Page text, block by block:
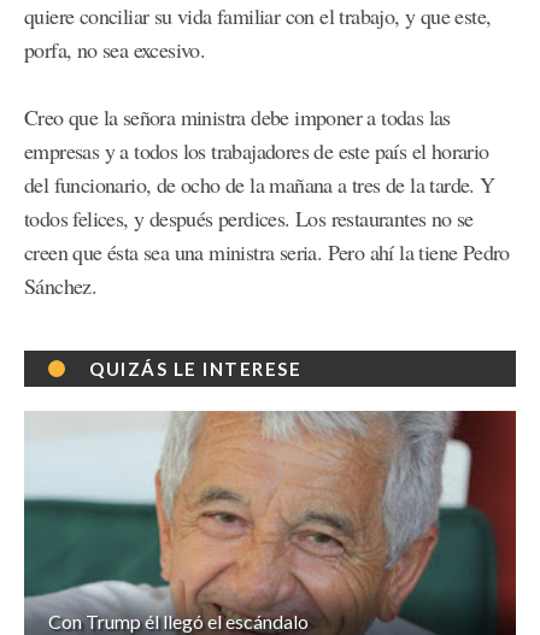
quiere conciliar su vida familiar con el trabajo, y que este,
porfa, no sea excesivo.
Creo que la señora ministra debe imponer a todas las
empresas y a todos los trabajadores de este país el horario
del funcionario, de ocho de la mañana a tres de la tarde. Y
todos felices, y después perdices. Los restaurantes no se
creen que ésta sea una ministra seria. Pero ahí la tiene Pedro
Sánchez.
QUIZÁS LE INTERESE
Con Trump él llegó el escándalo